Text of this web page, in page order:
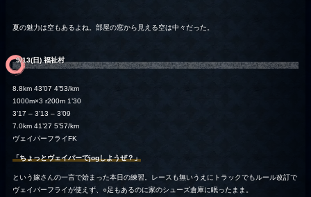
夏の魅力は空もあるよね。部屋の窓から見える空は中々だった。
9/13(日) 福祉村
8.8km 43’07 4’53/km
1000m×3 r200m 1’30
3’17 – 3’13 – 3’09
7.0km 41’27 5’57/km
ヴェイパーフライFK
「ちょっとヴェイパーでjogしようぜ？」
という嫁さんの一言で始まった本日の練習。レースも無いうえにトラックでもルール改訂で
ヴェイパーフライが使えず、○足もあるのに家のシューズ倉庫に眠ったまま。